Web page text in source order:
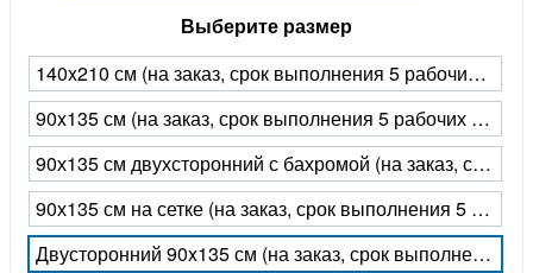
Выберите размер
140x210 см (на заказ, срок выполнения 5 рабочих дней)
90x135 см (на заказ, срок выполнения 5 рабочих дней)
90х135 см двухсторонний с бахромой (на заказ, срок выполнения 5 рабочих дней)
90х135 см на сетке (на заказ, срок выполнения 5 рабочих дней)
Двусторонний 90x135 см (на заказ, срок выполнения 5 рабочих дней)